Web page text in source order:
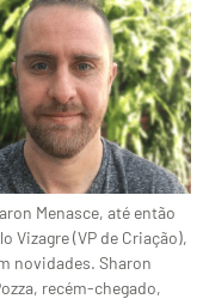
Menasce, até então
Vizagre (VP de Criação),
novidades. Sharon
recém-chegado,